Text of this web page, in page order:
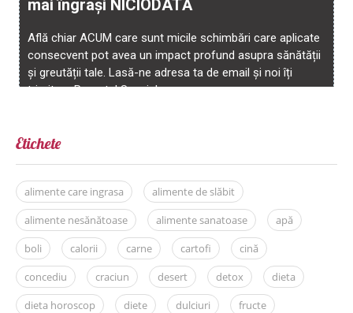
Etichete
alimente care ingrasa
alimente de slăbit
alimente nesănătoase
alimente sanatoase
apă
boli
calorii carne cartofi
cină
concediu
craciun desert detox
dieta
dieta horoscop
diete dulciuri
fructe